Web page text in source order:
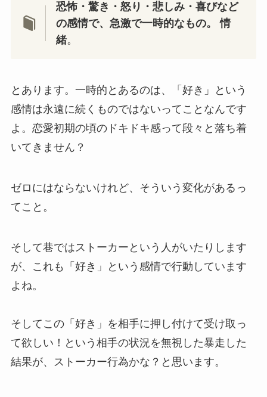
恐怖・驚き・怒り・悲しみ・喜びなど
の感情で、急激で一時的なもの。
情
緒。
とあります。一時的とあるのは、「好き」という
感情は永遠に続くものではないってことなんです
よ。恋愛初期の頃のドキドキ感って段々と落ち着
いてきません？
ゼロにはならないけれど、そういう変化があるっ
てこと。
そして巷ではストーカーという人がいたりします
が、これも「好き」という感情で行動しています
よね。
そしてこの「好き」を相手に押し付けて受け取っ
て欲しい！という相手の状況を無視した暴走した
結果が、ストーカー行為かな？と思います。